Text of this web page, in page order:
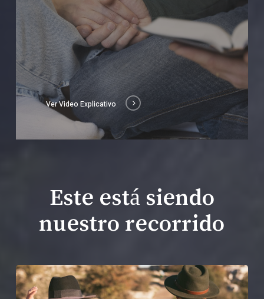
Ver Video Explicativo
Este está siendo
nuestro recorrido